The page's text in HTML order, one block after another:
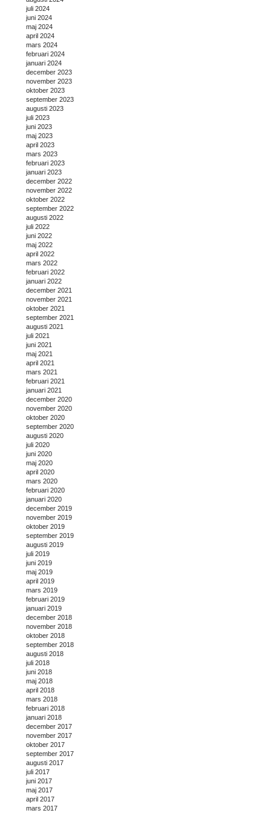
juli 2024
juni 2024
maj 2024
april 2024
mars 2024
februari 2024
januari 2024
december 2023
november 2023
oktober 2023
september 2023
augusti 2023
juli 2023
juni 2023
maj 2023
april 2023
mars 2023
februari 2023
januari 2023
december 2022
november 2022
oktober 2022
september 2022
augusti 2022
juli 2022
juni 2022
maj 2022
april 2022
mars 2022
februari 2022
januari 2022
december 2021
november 2021
oktober 2021
september 2021
augusti 2021
juli 2021
juni 2021
maj 2021
april 2021
mars 2021
februari 2021
januari 2021
december 2020
november 2020
oktober 2020
september 2020
augusti 2020
juli 2020
juni 2020
maj 2020
april 2020
mars 2020
februari 2020
januari 2020
december 2019
november 2019
oktober 2019
september 2019
augusti 2019
juli 2019
juni 2019
maj 2019
april 2019
mars 2019
februari 2019
januari 2019
december 2018
november 2018
oktober 2018
september 2018
augusti 2018
juli 2018
juni 2018
maj 2018
april 2018
mars 2018
februari 2018
januari 2018
december 2017
november 2017
oktober 2017
september 2017
augusti 2017
juli 2017
juni 2017
maj 2017
april 2017
mars 2017